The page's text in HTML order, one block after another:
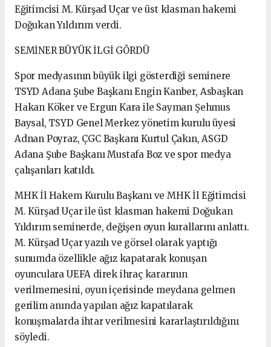
Eğitimcisi M. Kürşad Uçar ve üst klasman hakemi
Doğukan Yıldırım verdi.
SEMİNER BÜYÜK İLGİ GÖRDÜ
Spor medyasının büyük ilgi gösterdiği seminere
TSYD Adana Şube Başkanı Engin Kanber, Asbaşkan
Hakan Köker ve Ergun Kara ile Sayman Şehmus
Baysal, TSYD Genel Merkez yönetim kurulu üyesi
Adnan Poyraz, ÇGC Başkanı Kurtul Çakın, ASGD
Adana Şube Başkanı Mustafa Boz ve spor medya
çalışanları katıldı.
MHK İl Hakem Kurulu Başkanı ve MHK İl Eğitimcisi
M. Kürşad Uçar ile üst klasman hakemi Doğukan
Yıldırım seminerde, değişen oyun kurallarını anlattı.
M. Kürşad Uçar yazılı ve görsel olarak yaptığı
sunumda özellikle ağız kapatarak konuşan
oyunculara UEFA direk ihraç kararının
verilmemesini, oyun içerisinde meydana gelmen
gerilim anında yapılan ağız kapatılarak
konuşmalarda ihtar verilmesini kararlaştırıldığını
söyledi.